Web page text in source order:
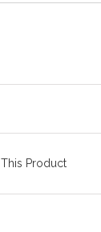
This Product